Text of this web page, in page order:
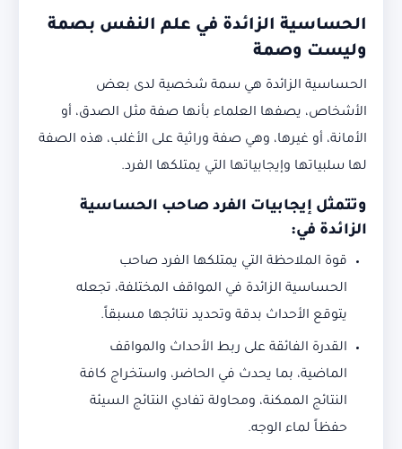
الحساسية الزائدة في علم النفس بصمة
وليست وصمة
الحساسية الزائدة هي سمة شخصية لدى بعض
الأشخاص، يصفها العلماء بأنها صفة مثل الصدق، أو
الأمانة، أو غيرها، وهي صفة وراثية على الأغلب، هذه الصفة
لها سلبياتها وإيجابياتها التي يمتلكها الفرد.
وتتمثل إيجابيات الفرد صاحب الحساسية
الزائدة في:
قوة الملاحظة التي يمتلكها الفرد صاحب
الحساسية الزائدة في المواقف المختلفة، تجعله
يتوقع الأحداث بدقة وتحديد نتائجها مسبقاً.
القدرة الفائقة على ربط الأحداث والمواقف
الماضية، بما يحدث في الحاضر، واستخراج كافة
النتائج الممكنة، ومحاولة تفادي النتائج السيئة
حفظاً لماء الوجه.